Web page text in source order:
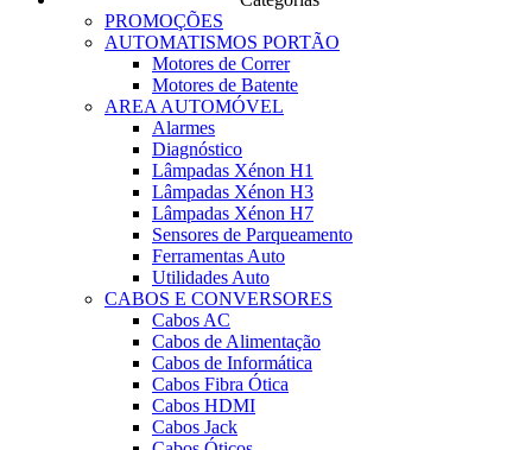
PROMOÇÕES
AUTOMATISMOS PORTÃO
Motores de Correr
Motores de Batente
AREA AUTOMÓVEL
Alarmes
Diagnóstico
Lâmpadas Xénon H1
Lâmpadas Xénon H3
Lâmpadas Xénon H7
Sensores de Parqueamento
Ferramentas Auto
Utilidades Auto
CABOS E CONVERSORES
Cabos AC
Cabos de Alimentação
Cabos de Informática
Cabos Fibra Ótica
Cabos HDMI
Cabos Jack